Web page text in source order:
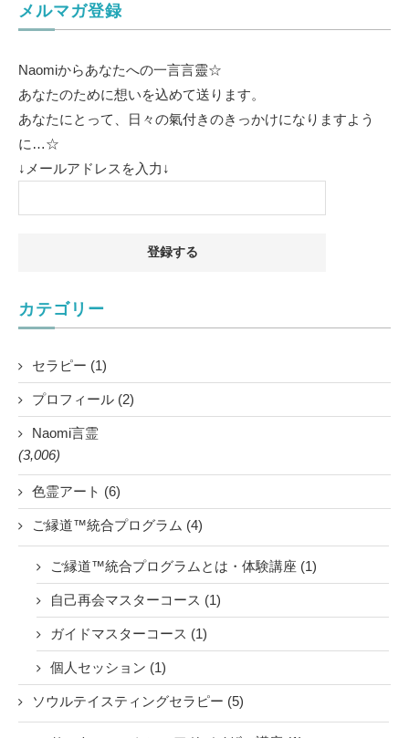
メルマガ登録
Naomiからあなたへの一言言靈☆
あなたのために想いを込めて送ります。
あなたにとって、日々の氣付きのきっかけになりますよう
に…☆
↓メールアドレスを入力↓
カテゴリー
セラピー (1)
プロフィール (2)
Naomi言霊
(3,006)
色霊アート (6)
ご縁道™統合プログラム (4)
ご縁道™統合プログラムとは・体験講座 (1)
自己再会マスターコース (1)
ガイドマスターコース (1)
個人セッション (1)
ソウルテイスティングセラピー (5)